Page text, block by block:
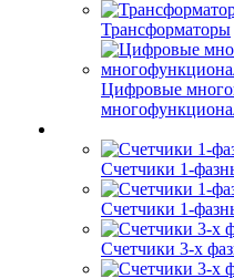
Трансформаторы
Цифровые
Счетчики 1-
Счетчики 1-
Счетчики 3-х